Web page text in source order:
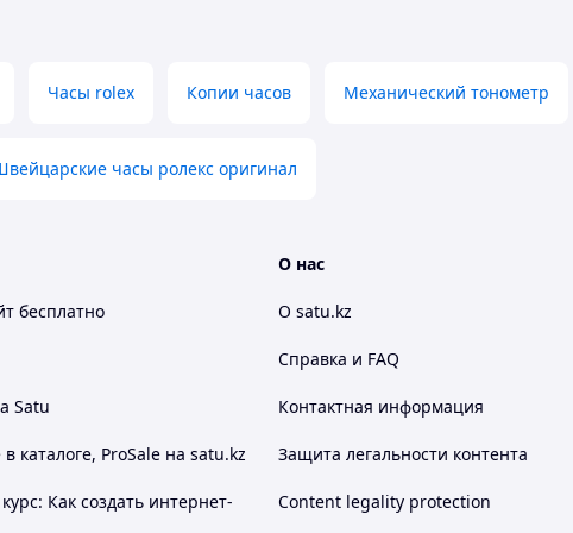
с мягкими линиями и текстурированным
внешний вид
как для делового, так и для повседневного
Вы можете изменить дизайн циферблата,
Часы rolex Копии часов Механический тонометр
часы ролекс оригинал
бесплатно
Satu
каталоге, ProSale на satu.kz
Как создать интернет-
О нас
О satu.kz
Справка и FAQ
Контактная информация
Защита легальности контента
Content legality protection